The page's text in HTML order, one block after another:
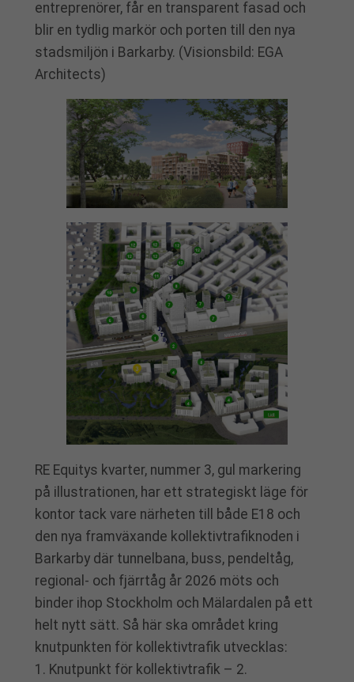
entreprenörer, får en transparent fasad och
blir en tydlig markör och porten till den nya
stadsmiljön i Barkarby. (Visionsbild: EGA
Architects)
RE Equitys kvarter, nummer 3, gul markering
på illustrationen, har ett strategiskt läge för
kontor tack vare närheten till både E18 och
den nya framväxande kollektivtrafiknoden i
Barkarby där tunnelbana, buss, pendeltåg,
regional- och fjärrtåg år 2026 möts och
binder ihop Stockholm och Mälardalen på ett
helt nytt sätt. Så här ska området kring
knutpunkten för kollektivtrafik utvecklas:
1. Knutpunkt för kollektivtrafik – 2.